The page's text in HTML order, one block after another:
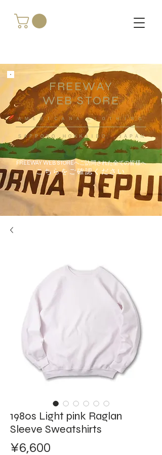
FREEWAY
WEB STORE
​ＡＭＥＲＩＣＡＮＡ ＣＬＯＴＨＩＮＧ
ＳＡＰＰＯＲＯ ＨＯＫＫＡＩＤＯ ，ＪＡＰＡＮ
FREEWAY WEB STOREへご訪問された全ての皆様へ
こちらをご確認ください
1980s Light pink Raglan
Sleeve Sweatshirts
¥6,600